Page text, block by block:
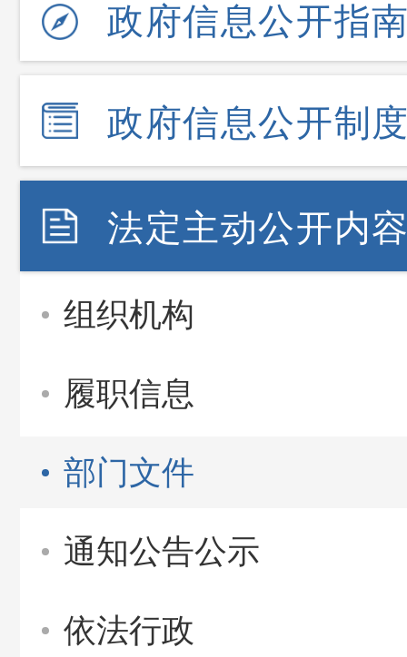
政府信息公开指
政府信息公开制
法定主动公开内
组织机构
履职信息
部门文件
通知公告公示
依法行政